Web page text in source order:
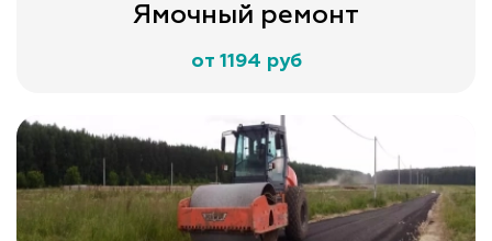
Ямочный ремонт
от 1194 руб